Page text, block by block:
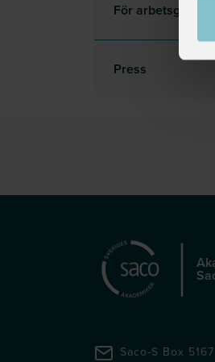
För arbetsgivare
Press
Saco-S Box